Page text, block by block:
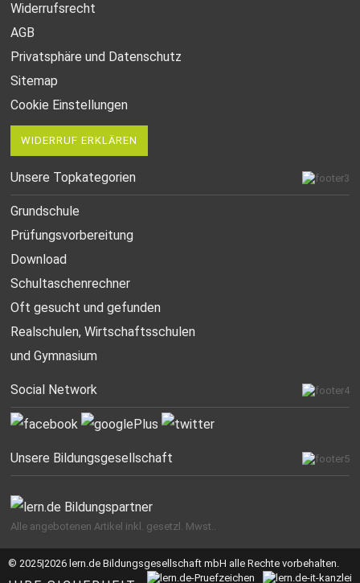
Widerrufsrecht
AGB
Privatsphäre und Datenschutz
Sitemap
Cookie Einstellungen
WIDERRUF ERKLÄREN
Unsere Topkategorien
Grundschule
Prüfungsvorbereitung
Download
Schultaschenrechner
Oft gesucht und gefunden
Realschulen,Wirtschaftsschulen
und Gymnasium
Social Network
Unsere Bildungsgesellschaft
Alle angebotenen Artikel inkl. gesetzl. Mwst..
© 2025|2026 lern.de Bildungsgesellschaft mbH alle Rechte vorbehalten.